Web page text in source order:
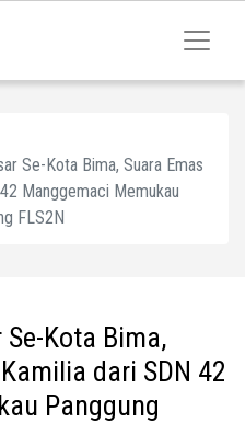
Se-Kota Bima, Suara Emas
Manggemaci Memukau
FLS2N
Kota Bima,
dari SDN 42
Panggung